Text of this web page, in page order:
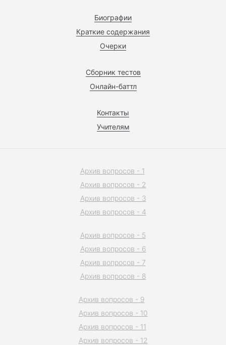
Биографии
Краткие содержания
Очерки
Сборник тестов
Онлайн-баттл
Контакты
Учителям
Архив вопросов - 1
Архив вопросов - 2
Архив вопросов - 3
Архив вопросов - 4
Архив вопросов - 5
Архив вопросов - 6
Архив вопросов - 7
Архив вопросов - 8
Архив вопросов - 9
Архив вопросов - 10
Архив вопросов - 11
Архив вопросов - 12